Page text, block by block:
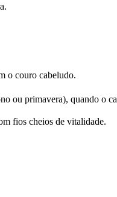
o couro cabeludo.
ou primavera), quando o
fios cheios de vitalidade.